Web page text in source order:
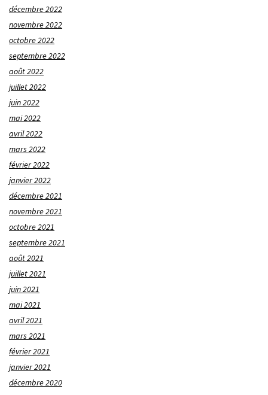
décembre 2022
novembre 2022
octobre 2022
septembre 2022
août 2022
juillet 2022
juin 2022
mai 2022
avril 2022
mars 2022
février 2022
janvier 2022
décembre 2021
novembre 2021
octobre 2021
septembre 2021
août 2021
juillet 2021
juin 2021
mai 2021
avril 2021
mars 2021
février 2021
janvier 2021
décembre 2020